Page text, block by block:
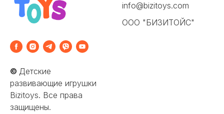
© Детские
развивающие игрушки
Bizitoys. Все права
защищены.
info@bizitoys.com
ООО "БИЗИТОЙС"